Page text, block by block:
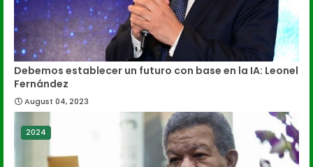
Debemos establecer un futuro con base en la IA: Leonel
Fernández
August 04, 2023
2024